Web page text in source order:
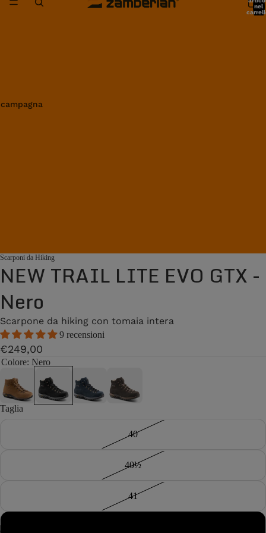
nel
Scarponi da Hiking
NEW TRAIL LITE EVO GTX -
Nero
Scarpone da hiking con tomaia intera
9 recensioni
€249,00
Colore: Nero
Taglia
40
40½
41